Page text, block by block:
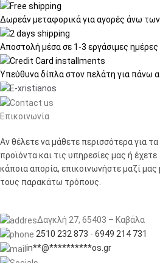
Δωρεάν μεταφορικάγια αγορές άνω
Αποστολή μέσα σε 1-3 εργάσιμες ημέρες
Υπεύθυνα δίπλα στον πελάτη για πάνω
Επικοινωνία
Αν θέλετε να μάθετε περισσότερα για τα
προϊόντα και τις υπηρεσίες μας ή έχετε
κάποια απορία, επικοινωνήστε μαζί μας
τους παρακάτω τρόπους.
Δαγκλή 27, 65403 – Καβάλα
2510 232 873 - 6949 214 731
in**@**********os.gr